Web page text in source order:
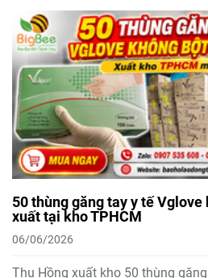
50 thùng găng tay y tế
xuất tại kho TPHCM
06/06/2026
Thu Hồng xuất kho 50 thùng